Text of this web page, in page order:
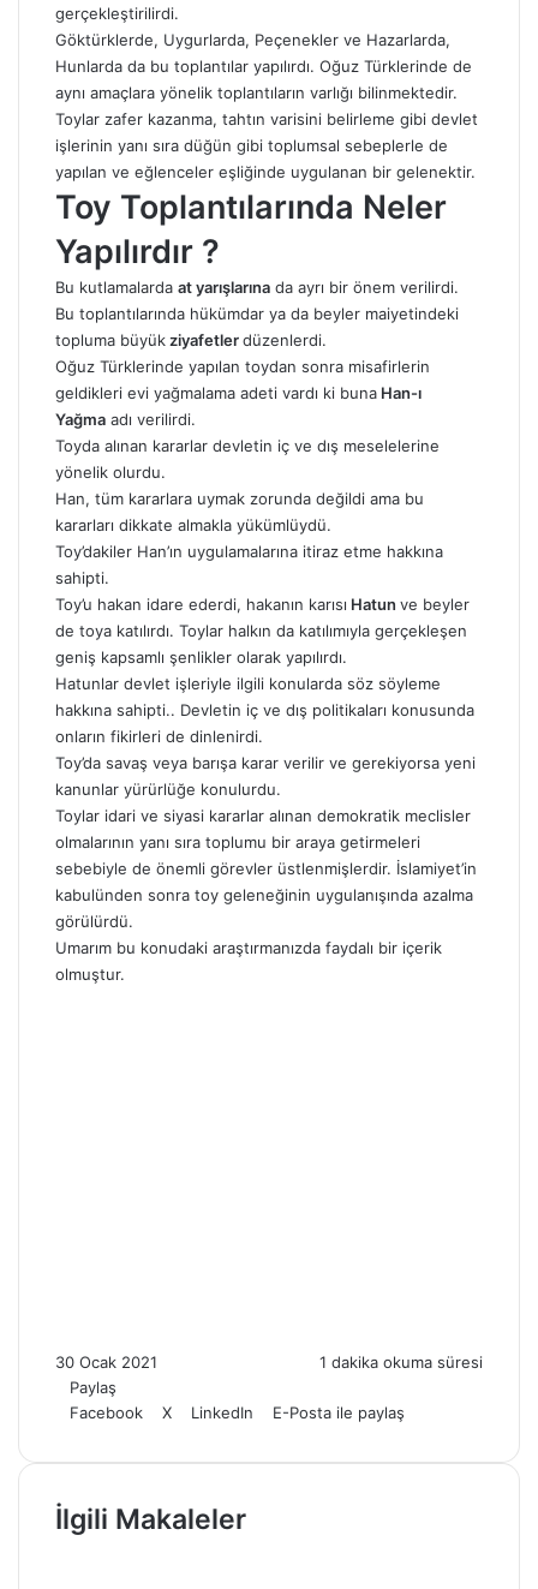
gerçekleştirilirdi.
Göktürklerde, Uygurlarda, Peçenekler ve Hazarlarda,
Hunlarda da bu toplantılar yapılırdı. Oğuz Türklerinde de
aynı amaçlara yönelik toplantıların varlığı bilinmektedir.
Toylar zafer kazanma, tahtın varisini belirleme gibi devlet
işlerinin yanı sıra düğün gibi toplumsal sebeplerle de
yapılan ve eğlenceler eşliğinde uygulanan bir gelenektir.
Toy Toplantılarında Neler
Yapılırdır ?
Bu kutlamalarda at yarışlarına da ayrı bir önem verilirdi.
Bu toplantılarında hükümdar ya da beyler maiyetindeki
topluma büyükziyafetlerdüzenlerdi.
Oğuz Türklerinde yapılan toydan sonra misafirlerin
geldikleri evi yağmalama adeti vardı ki buna Han-ı
Yağma adı verilirdi.
Toyda alınan kararlar devletin iç ve dış meselelerine
yönelik olurdu.
Han, tüm kararlara uymak zorunda değildi ama bu
kararları dikkate almakla yükümlüydü.
Toy’dakiler Han’ın uygulamalarına itiraz etme hakkına
sahipti.
Toy’u hakan idare ederdi, hakanın karısı Hatun ve beyler
de toya katılırdı. Toylar halkın da katılımıyla gerçekleşen
geniş kapsamlı şenlikler olarak yapılırdı.
Hatunlar devlet işleriyle ilgili konularda söz söyleme
hakkına sahipti.. Devletin iç ve dış politikaları konusunda
onların fikirleri de dinlenirdi.
Toy’da savaş veya barışa karar verilir ve gerekiyorsa yeni
kanunlar yürürlüğe konulurdu.
Toylar idari ve siyasi kararlar alınan demokratik meclisler
olmalarının yanı sıra toplumu bir araya getirmeleri
sebebiyle de önemli görevler üstlenmişlerdir. İslamiyet’in
kabulünden sonra toy geleneğinin uygulanışında azalma
görülürdü.
Umarım bu konudaki araştırmanızda faydalı bir içerik
olmuştur.
30 Ocak 2021
1 dakika okuma süresi
Paylaş
Facebook
X LinkedIn E-Posta ile paylaş
İlgili Makaleler